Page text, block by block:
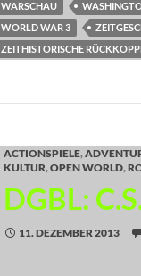
WARSCHAU
WORLD WAR 3
ZEITHISTORISCHE
ACTIONSPIELE,
KULTUR,OPEN WORLD,
DGBL:
11. DEZEMBER 2013